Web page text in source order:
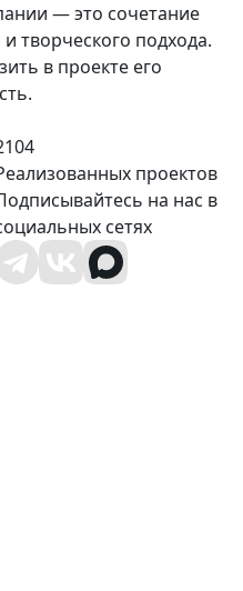
— это сочетание
творческого подхода.
в проекте его
проектов
на нас в
сетях